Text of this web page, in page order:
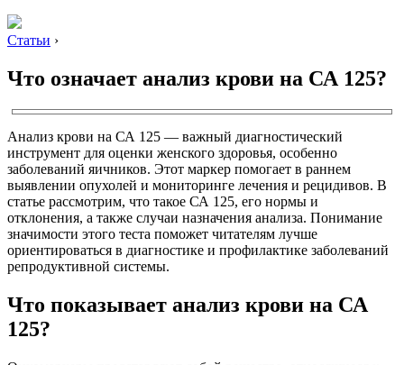
Статьи ›
Что означает анализ крови на СА 125?
Анализ крови на СА 125 — важный диагностический
инструмент для оценки женского здоровья, особенно
заболеваний яичников. Этот маркер помогает в раннем
выявлении опухолей и мониторинге лечения и рецидивов. В
статье рассмотрим, что такое СА 125, его нормы и
отклонения, а также случаи назначения анализа. Понимание
значимости этого теста поможет читателям лучше
ориентироваться в диагностике и профилактике заболеваний
репродуктивной системы.
Что показывает анализ крови на СА
125?